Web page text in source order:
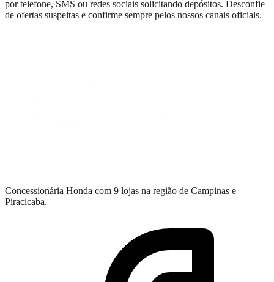
por telefone, SMS ou redes sociais solicitando depósitos. Desconfie
de ofertas suspeitas e confirme sempre pelos nossos canais oficiais.
Concessionária Honda com 9 lojas na região de Campinas e
Piracicaba.